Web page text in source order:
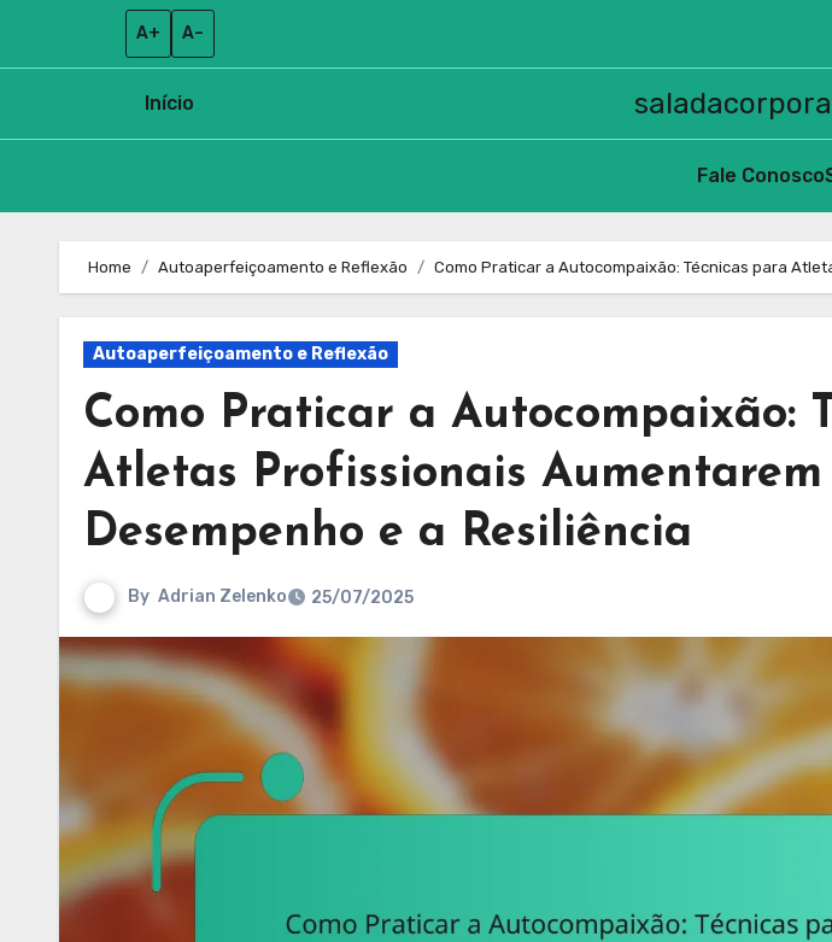
A+ A–
Início
Fale Conosco
content
Home Autoaperfeiçoamento e Reflexão Como Praticar a Autocompaixão: Técnicas para
Autoaperfeiçoamento e Reflexão
Como Praticar a Autocompaixão:
Atletas Profissionais Aumentarem
Desempenho e a Resiliência
By Adrian Zelenko 25/07/2025